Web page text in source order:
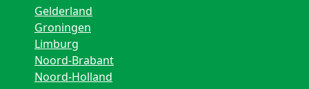
Gelderland
Groningen
Limburg
Noord-Brabant
Noord-Holland